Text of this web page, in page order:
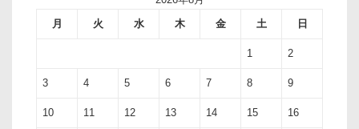
月
火 水 木 金 土 日
1 2
3 4 5 6 7 8 9
10 11 12 13 14 15 16